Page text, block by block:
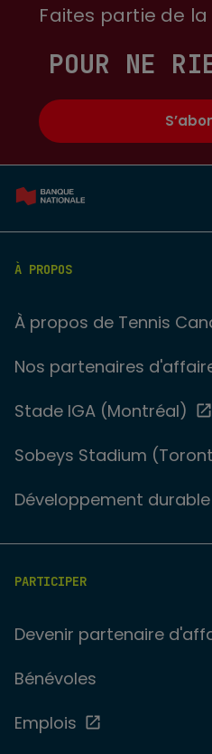
À PROPOS
À propos de Tennis
Nos partenaires
Stade IGA (Montréal)
Sobeys Stadium
Développement durable
PARTICIPER
Devenir partenaire
Bénévoles
Emplois
Faites partie de
POUR NE